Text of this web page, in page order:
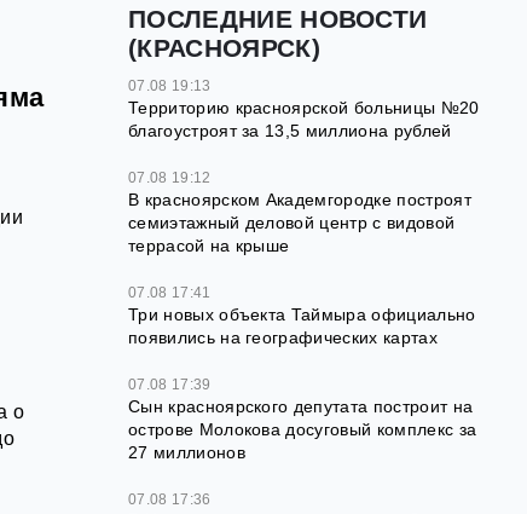
о
ПОСЛЕДНИЕ НОВОСТИ
(КРАСНОЯРСК)
07.08 19:13
Территорию красноярской больницы №20
благоустроят за 13,5 миллиона рублей
07.08 19:12
В красноярском Академгородке построят
семиэтажный деловой центр с видовой
террасой на крыше
07.08 17:41
Три новых объекта Таймыра официально
появились на географических картах
07.08 17:39
Сын красноярского депутата построит на
острове Молокова досуговый комплекс за
27 миллионов
07.08 17:36